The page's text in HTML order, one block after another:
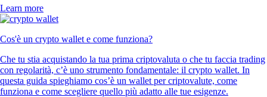
Learn more
Cos'è un crypto wallet e come funziona?
Che tu stia acquistando la tua prima criptovaluta o che tu faccia trading
con regolarità, c’è uno strumento fondamentale: il crypto wallet. In
questa guida spieghiamo cos’è un wallet per criptovalute, come
funziona e come scegliere quello più adatto alle tue esigenze.